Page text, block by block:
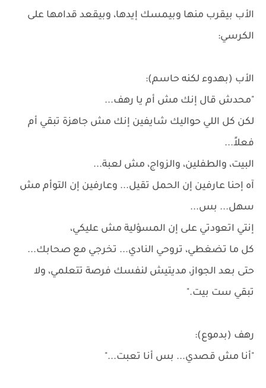
الأب بيقرب منها وبيمسك إيدها، وبيقعد قدامها على
الكرسي:
الأب (بهدوء لكنه حاسم):
"محدش قال إنك مش أم يا رهف...
لكن كل اللي حواليك شايفين إنك مش جاهزة تبقي أم
فعلاً...
البيت، والطفلين، والزواج، مش لعبة...
آه إحنا عارفين إن الحمل تقيل... وعارفين إن التوأم مش
سهل... بس...
إنتي اتعودتي على إن المسؤلية مش عليكي،
كل ما تضغطي، تروحي النادي... تخرجي مع صحابك...
حتى بعد الجواز، مديتيش لنفسك فرصة تتعلمي، ولا
تبقي ست بيت."
رهف (بدموع):
"أنا مش قصدي... بس أنا تعبت..."